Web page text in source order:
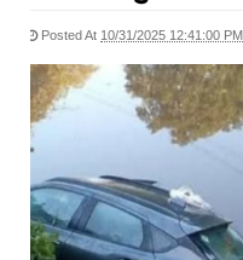
Posted At 10/31/2025 12:41:00 PM